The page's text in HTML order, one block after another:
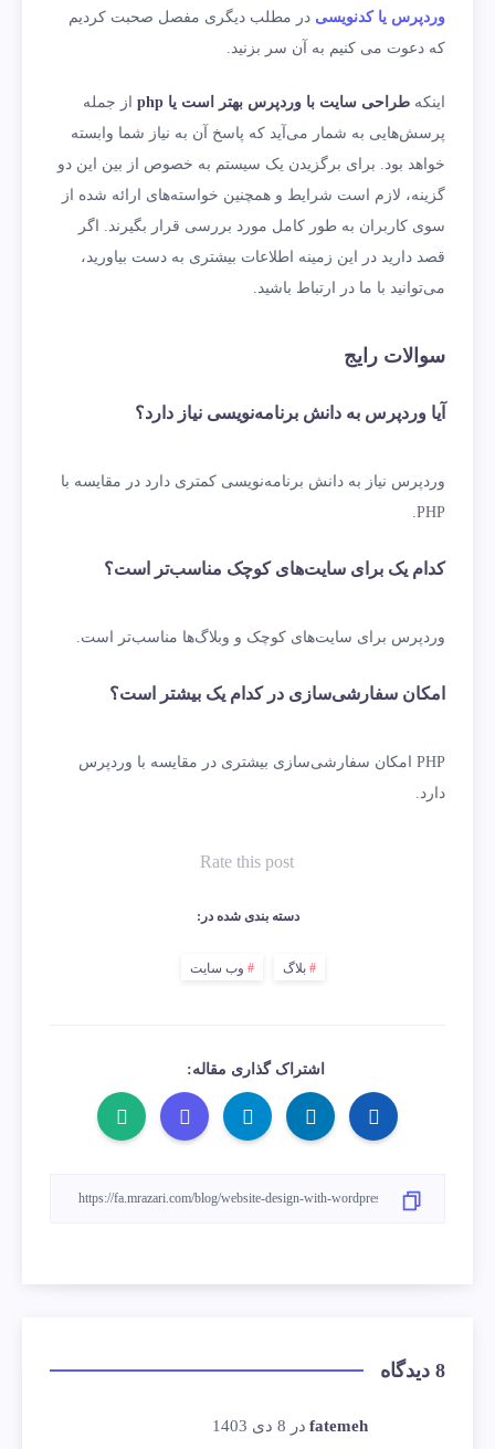
وردپرس یا کدنویسی در مطلب دیگری مفصل صحبت کردیم
که دعوت می کنیم به آن سر بزنید.
اینکه طراحی سایت با وردپرس بهتر است یا php از جمله
پرسش‌هایی به شمار می‌آيد که پاسخ آن به نیاز شما وابسته
خواهد بود. برای برگزیدن یک سیستم به خصوص از بین این دو
گزینه، لازم است شرایط و همچنین خواسته‌های ارائه شده از
سوی کاربران به طور کامل مورد بررسی قرار بگیرند. اگر
قصد دارید در این زمینه اطلاعات بیشتری به دست بیاورید،
می‌توانید با ما در ارتباط باشید.
سوالات رایج
آیا وردپرس به دانش برنامه‌نویسی نیاز دارد؟
وردپرس نیاز به دانش برنامه‌نویسی کمتری دارد در مقایسه با
PHP.
کدام یک برای سایت‌های کوچک مناسب‌تر است؟
وردپرس برای سایت‌های کوچک و وبلاگ‌ها مناسب‌تر است.
امکان سفارشی‌سازی در کدام یک بیشتر است؟
PHP امکان سفارشی‌سازی بیشتری در مقایسه با وردپرس
دارد.
Rate this post
دسته بندی شده در:
بلاگ وب سایت
اشتراک گذاری مقاله:
8 دیدگاه
fatemeh در 8 دی 1403